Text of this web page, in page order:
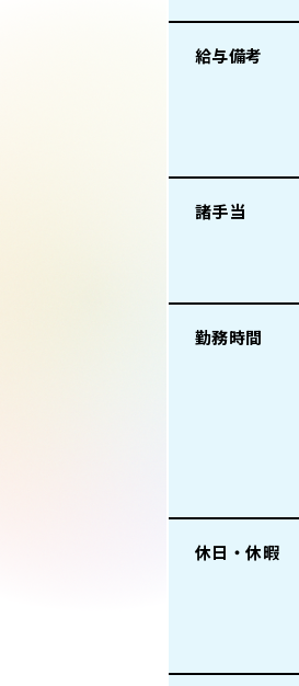
給与備考
諸手当
勤務時間
休日・休暇